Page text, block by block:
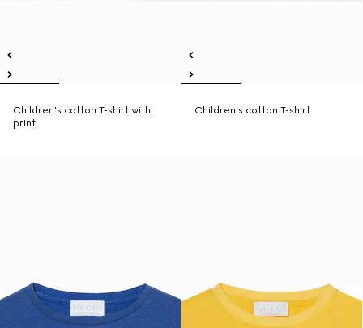
Children's cotton T-shirt with
print
Children's cotton T-shirt